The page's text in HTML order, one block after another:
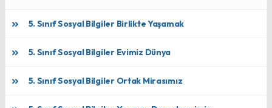
5. Sınıf Sosyal Bilgiler Birlikte Yaşamak
5. Sınıf Sosyal Bilgiler Evimiz Dünya
5. Sınıf Sosyal Bilgiler Ortak Mirasımız